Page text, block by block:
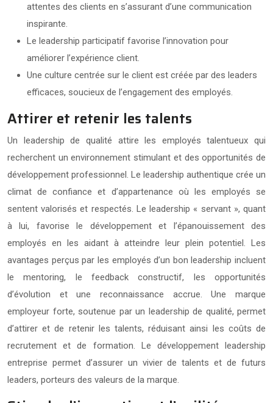
attentes des clients en s’assurant d’une communication
inspirante.
Le leadership participatif favorise l’innovation pour
améliorer l’expérience client.
Une culture centrée sur le client est créée par des leaders
efficaces, soucieux de l’engagement des employés.
Attirer et retenir les talents
Un leadership de qualité attire les employés talentueux qui
recherchent un environnement stimulant et des opportunités de
développement professionnel. Le leadership authentique crée un
climat de confiance et d’appartenance où les employés se
sentent valorisés et respectés. Le leadership « servant », quant
à lui, favorise le développement et l’épanouissement des
employés en les aidant à atteindre leur plein potentiel. Les
avantages perçus par les employés d’un bon leadership incluent
le mentoring, le feedback constructif, les opportunités
d’évolution et une reconnaissance accrue. Une marque
employeur forte, soutenue par un leadership de qualité, permet
d’attirer et de retenir les talents, réduisant ainsi les coûts de
recrutement et de formation. Le développement leadership
entreprise permet d’assurer un vivier de talents et de futurs
leaders, porteurs des valeurs de la marque.